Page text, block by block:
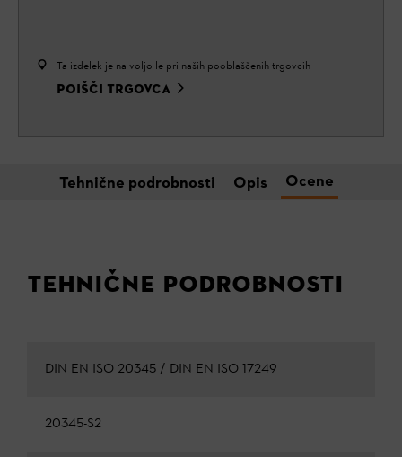
Ta izdelek je na voljo le pri naših pooblaščenih trgovcih
POIŠČI TRGOVCA
Tehnične podrobnosti Opis Ocene
TEHNIČNE PODROBNOSTI
DIN EN ISO 20345 / DIN EN ISO 17249
20345-S2